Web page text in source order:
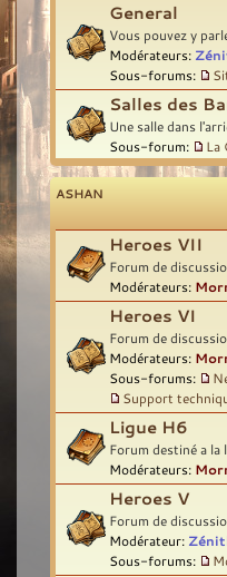
General
Vous pouvez y
Modérateurs:
Sous-forums:
Salles des
Une salle dans
Sous-forum:
La
ASHAN
Heroes VII
Forum de
Modérateurs:
Heroes VI
Forum de
Modérateurs:
Sous-forums:
Support
Ligue H6
Forum destiné a
Modérateurs:
Heroes V
Forum de
Modérateur:
Sous-forums: